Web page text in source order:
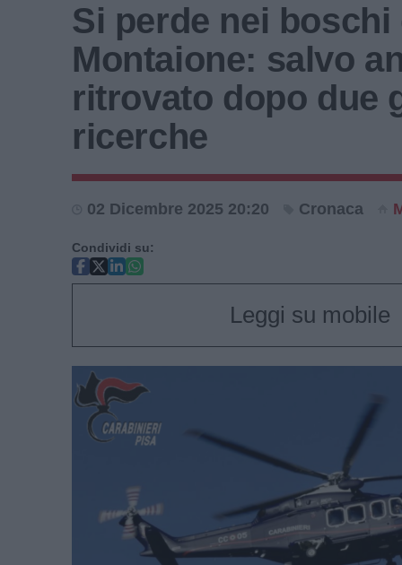
Si perde nei boschi
Montaione: salvo
ritrovato dopo due
ricerche
02 Dicembre 2025 20:20 Cronaca
Condividi su:
Leggi su mobile